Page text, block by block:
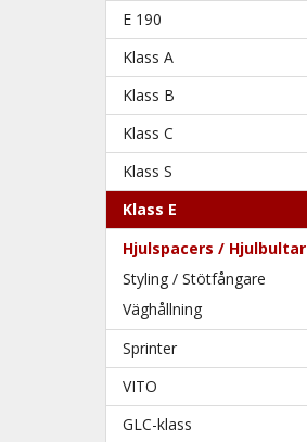
E 190
Klass A
Klass B
Klass C
Klass S
Klass E
Hjulspacers / Hjulbultar
Styling / Stötfångare
Väghållning
Sprinter
VITO
GLC-klass